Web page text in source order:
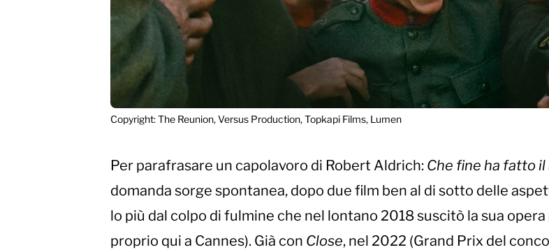
Copyright: The Reunion, Versus Production, Topkapi Films, Lumen
Per parafrasare un capolavoro di Robert Aldrich: Che fine ha fatto
domanda sorge spontanea, dopo due film ben al di sotto delle
lo più dal colpo di fulmine che nel lontano 2018 suscitò la sua
proprio qui a Cannes). Già con Close, nel 2022 (Grand Prix del